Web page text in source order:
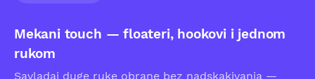
Mekani touch — floateri, hookovi i jednom
rukom
Savladaj duge ruke obrane bez nadskakivanja —